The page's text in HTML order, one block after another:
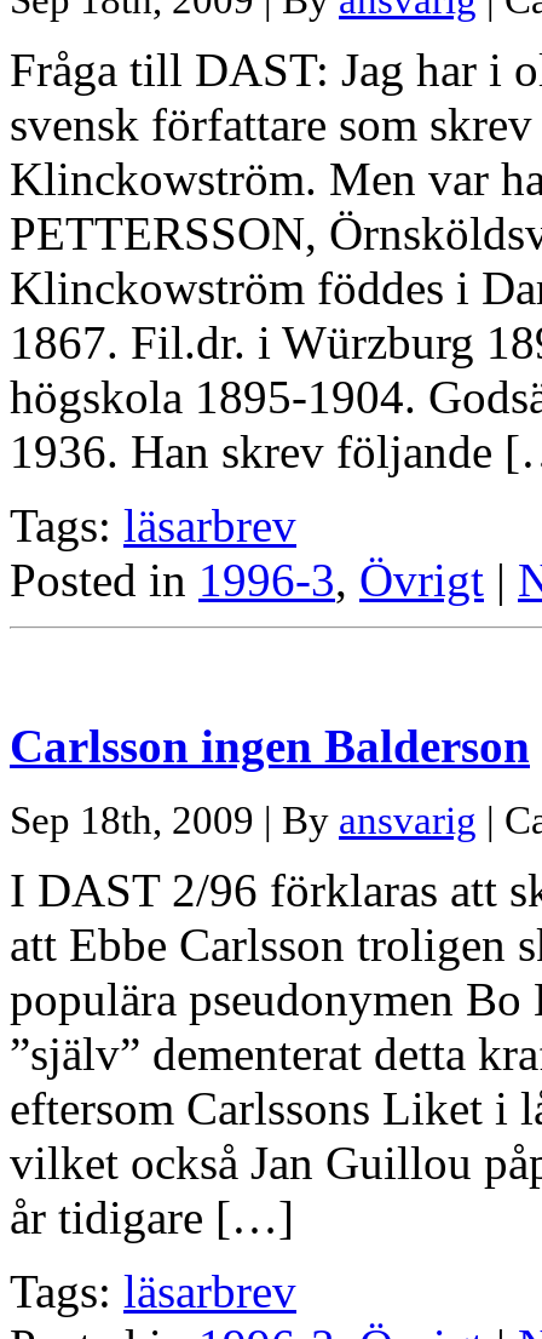
Fråga till DAST: Jag har i
svensk författare som
Klinckowström. Men var
PETTERSSON,
Klinckowström föddes i
1867. Fil.dr. i Würzburg
högskola 1895-1904.
1936. Han skrev följande
Tags: läsarbrev
Posted in 1996-3, Övrigt |
Carlsson ingen Balderson
Sep 18th, 2009 | By ansvarig |
I DAST 2/96 förklaras att
att Ebbe Carlsson troligen
populära pseudonymen Bo
”själv” dementerat detta
eftersom Carlssons Liket i
vilket också Jan Guillou
år tidigare […]
Tags: läsarbrev